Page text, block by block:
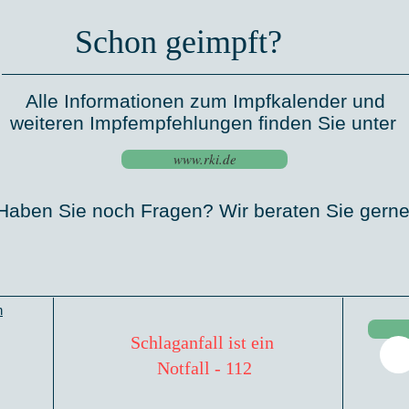
Schon geimpft?
Alle Informationen zum Impfkalender und
weiteren Impfempfehlungen finden Sie unter
Sie noch Fragen? Wir beraten Sie
www.rki.de
Schlaganfall ist ein
Notfall - 112